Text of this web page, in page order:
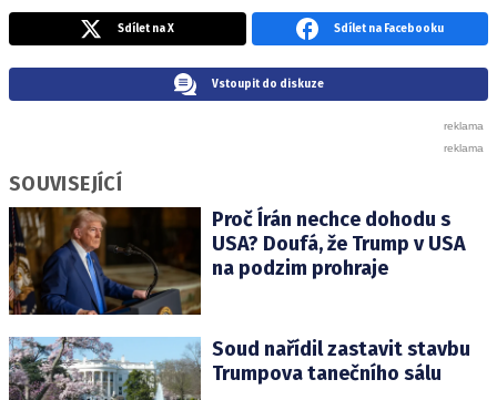
Sdílet na X Sdílet na Facebooku
Vstoupit do diskuze
SOUVISEJÍCÍ
Proč Írán nechce dohodu s
USA? Doufá, že Trump v USA
na podzim prohraje
Soud nařídil zastavit stavbu
Trumpova tanečního sálu